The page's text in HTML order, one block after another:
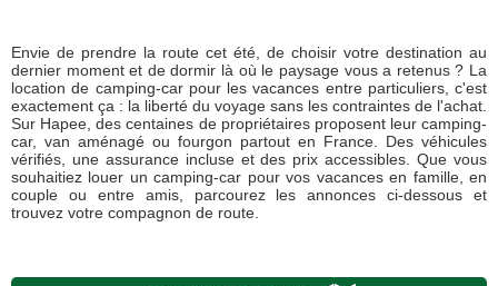
Envie de prendre la route cet été, de choisir votre destination au
dernier moment et de dormir là où le paysage vous a retenus ? La
location de camping-car pour les vacances entre particuliers, c'est
exactement ça : la liberté du voyage sans les contraintes de l'achat.
Sur Hapee, des centaines de propriétaires proposent leur camping-
car, van aménagé ou fourgon partout en France. Des véhicules
vérifiés, une assurance incluse et des prix accessibles. Que vous
souhaitiez louer un camping-car pour vos vacances en famille, en
couple ou entre amis, parcourez les annonces ci-dessous et
trouvez votre compagnon de route.